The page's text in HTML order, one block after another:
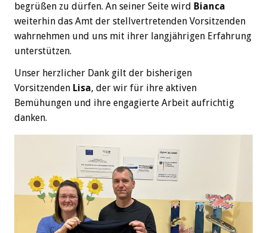
begrüßen zu dürfen. An seiner Seite wird Bianca
weiterhin das Amt der stellvertretenden Vorsitzenden
wahrnehmen und uns mit ihrer langjährigen Erfahrung
unterstützen.
Unser herzlicher Dank gilt der bisherigen
Vorsitzenden Lisa, der wir für ihre aktiven
Bemühungen und ihre engagierte Arbeit aufrichtig
danken.